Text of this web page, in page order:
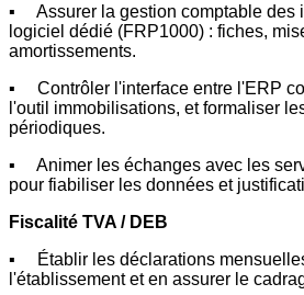
▪ Assurer la gestion comptable des
logiciel dédié (FRP1000) : fiches,
amortissements.
▪ Contrôler l'interface entre l'ERP
l'outil immobilisations, et formaliser
périodiques.
▪ Animer les échanges avec les
pour fiabiliser les données et
Fiscalité TVA / DEB
▪ Établir les déclarations
l'établissement et en assurer le